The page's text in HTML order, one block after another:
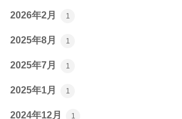
2026年2月 1
2025年8月 1
2025年7月 1
2025年1月 1
2024年12月 1